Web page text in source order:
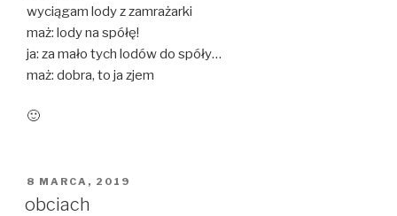
wyciągam lody z zamrażarki
maż: lody na spółę!
ja: za mało tych lodów do spóły…
maż: dobra, to ja zjem
🙂
OPUBLIKOWANE
W
8 MARCA, 2019
obciach